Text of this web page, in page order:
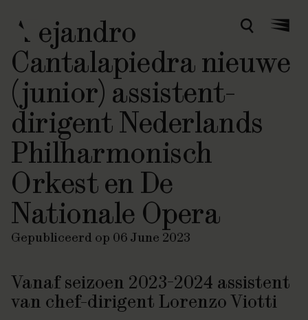
ZoekenMenu
Alejandro
Cantalapiedra nieuwe
(junior) assistent-
dirigent Nederlands
Philharmonisch
Orkest en De
Nationale Opera
Gepubliceerd op 06 June 2023
Vanaf seizoen 2023-2024 assistent
van chef-dirigent Lorenzo Viotti